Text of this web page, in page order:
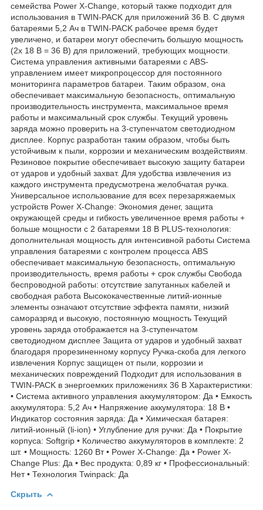
семейства Power X-Change, который также подходит для
использования в TWIN-PACK для приложений 36 В. С двумя
батареями 5,2 Ач в TWIN-PACK рабочее время будет
увеличено, и батареи могут обеспечить большую мощность
(2x 18 В = 36 В) для приложений, требующих мощности.
Система управления активными батареями с ABS-
управлением имеет микропроцессор для постоянного
мониторинга параметров батареи. Таким образом, она
обеспечивает максимальную безопасность, оптимальную
производительность инструмента, максимальное время
работы и максимальный срок службы. Текущий уровень
заряда можно проверить на 3-ступенчатом светодиодном
дисплее. Корпус разработан таким образом, чтобы быть
устойчивым к пыли, коррозии и механическим воздействиям.
Резиновое покрытие обеспечивает высокую защиту батареи
от ударов и удобный захват. Для удобства извлечения из
каждого инструмента предусмотрена желобчатая ручка.
Универсальное использование для всех перезаряжаемых
устройств Power X-Change: Экономия денег, защита
окружающей среды и гибкость увеличенное время работы +
больше мощности с 2 батареями 18 В PLUS-технология:
дополнительная мощность для интенсивной работы Система
управления батареями с контролем процесса ABS
обеспечивает максимальную безопасность, оптимальную
производительность, время работы + срок службы Свобода
беспроводной работы: отсутствие запутанных кабелей и
свободная работа Высококачественные литий-ионные
элементы означают отсутствие эффекта памяти, низкий
саморазряд и высокую, постоянную мощность Текущий
уровень заряда отображается на 3-ступенчатом
светодиодном дисплее Защита от ударов и удобный захват
благодаря прорезиненному корпусу Ручка-скоба для легкого
извлечения Корпус защищен от пыли, коррозии и
механических повреждений Подходит для использования в
TWIN-PACK в энергоемких приложениях 36 В Характеристики:
• Система активного управления аккумулятором: Да • Емкость
аккумулятора: 5,2 Ач • Напряжение аккумулятора: 18 В •
Индикатор состояния заряда: Да • Химическая батарея:
литий-ионный (li-ion) • Углубление для ручки: Да • Покрытие
корпуса: Softgrip • Количество аккумуляторов в комплекте: 2
шт. • Мощность: 1260 Вт • Power X-Change: Да • Power X-
Change Plus: Да • Вес продукта: 0,89 кг • Профессиональный:
Нет • Технология Twinpack: Да
Скрыть